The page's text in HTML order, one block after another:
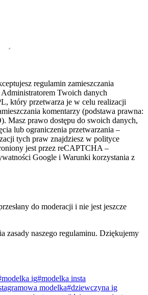
regulamin zamieszczania
Twoich danych
który przetwarza je w celu realizacji
komentarzy (podstawa prawna:
Masz prawo dostępu do swoich danych,
lub ograniczenia przetwarzania –
tych praw znajdziesz w polityce
jest przez reCAPTCHA –
Google i Warunki korzystania z
do moderacji i nie jest jeszcze
zasady naszego regulaminu. Dziękujemy
ig#modelka insta
modelka#dziewczyna ig